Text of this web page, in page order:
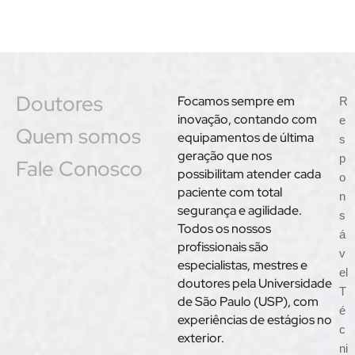
Doutores
Quem somos
Fale Conosco
Focamos sempre em
inovação, contando com
equipamentos de última
geração que nos
possibilitam atender cada
paciente com total
segurança e agilidade.
Todos os nossos
profissionais são
especialistas, mestres e
doutores pela Universidade
de São Paulo (USP), com
experiências de estágios no
exterior.
R
e
s
p
o
n
s
á
v
el
T
é
c
ni